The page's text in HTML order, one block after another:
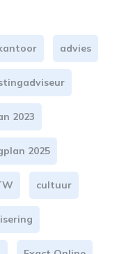
advies
2023
2025
cultuur